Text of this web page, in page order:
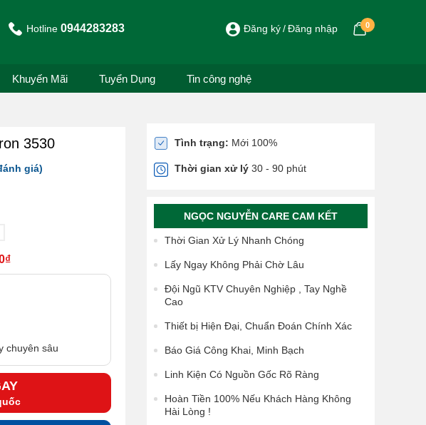
Hotline0944283283 Đăng ký Đăng nhập 0
Khuyến Mãi Tuyển Dụng Tin công nghệ
3530
giá)
chuyên sâu
Tình trạng: Mới 100%
Thời gian xử lý 30 - 90 phút
NGỌC NGUYỄN CARE CAM KẾT
Thời Gian Xử Lý Nhanh Chóng
Lấy Ngay Không Phải Chờ Lâu
Đội Ngũ KTV Chuyên Nghiệp , Tay Nghề
Cao
Thiết bị Hiện Đại, Chuẩn Đoán Chính Xác
Báo Giá Công Khai, Minh Bạch
Linh Kiện Có Nguồn Gốc Rõ Ràng
Hoàn Tiền 100% Nếu Khách Hàng Không
Hài Lòng !